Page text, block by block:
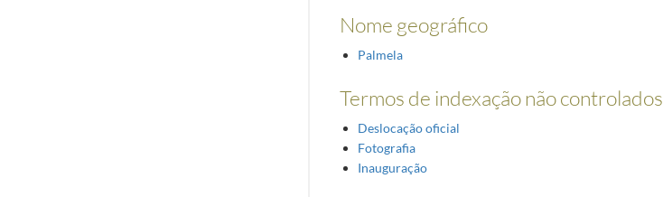
Nome geográfico
Palmela
Termos de indexação não controlados
Deslocação oficial
Fotografia
Inauguração